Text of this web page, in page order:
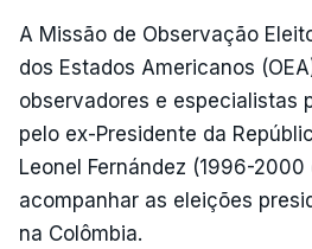
A Missão de Observação
dos Estados Americanos
observadores e especialistas
pelo ex-Presidente da
Leonel Fernández (1996-
acompanhar as eleições
na Colômbia.